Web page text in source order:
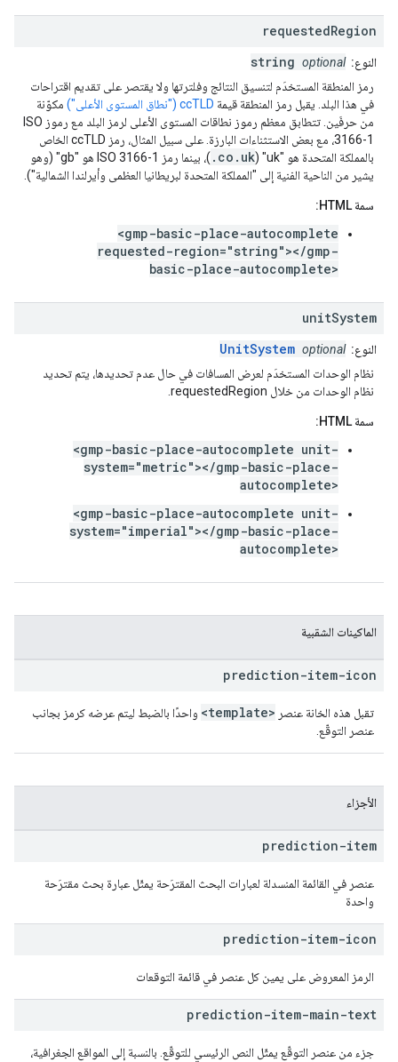
requestedRegion
النوع: string optional
رمز المنطقة المستخدَم لتنسيق النتائج وفلترتها ولا يقتصر على تقديم اقتراحات
في هذا البلد. يقبل رمز المنطقة قيمة ccTLD ("نطاق المستوى الأعلى")
مكوّنة
من حرفَين. تتطابق معظم رموز نطاقات المستوى الأعلى لرمز البلد مع رموز ISO
3166-1، مع بعض الاستثناءات البارزة. على سبيل المثال، رمز ccTLD الخاص
بالمملكة المتحدة هو "uk" (
.co.uk
)، بينما رمز ISO 3166-1 هو "gb" (وهو
يشير من الناحية الفنية إلى "المملكة المتحدة لبريطانيا العظمى وأيرلندا الشمالية").
سمة HTML:
<gmp-basic-place-autocomplete
requested-region="string"></gmp-
basic-place-autocomplete>
unitSystem
النوع: UnitSystem optional
نظام الوحدات المستخدَم لعرض المسافات في حال عدم تحديدها، يتم تحديد
نظام الوحدات من خلال requestedRegion.
سمة HTML:
<gmp-basic-place-autocomplete unit-
system="metric"></gmp-basic-place-
autocomplete>
<gmp-basic-place-autocomplete unit-
system="imperial"></gmp-basic-place-
autocomplete>
الماكينات الشقبية
prediction-item-icon
تقبل هذه الخانة عنصر <template> واحدًا بالضبط ليتم عرضه كرمز بجانب
عنصر التوقّع.
الأجزاء
prediction-item
عنصر في القائمة المنسدلة لعبارات البحث المقترَحة يمثّل عبارة بحث مقترَحة
واحدة
prediction-item-icon
الرمز المعروض على يمين كل عنصر في قائمة التوقعات
prediction-item-main-text
جزء من عنصر التوقّع يمثّل النص الرئيسي للتوقّع. بالنسبة إلى المواقع الجغرافية،